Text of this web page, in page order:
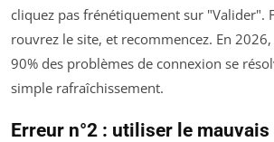
cliquez pas frénétiquement sur "Valider".
rouvrez le site, et recommencez. En
90% des problèmes de connexion se
simple rafraîchissement.
Erreur n°2 : utiliser le